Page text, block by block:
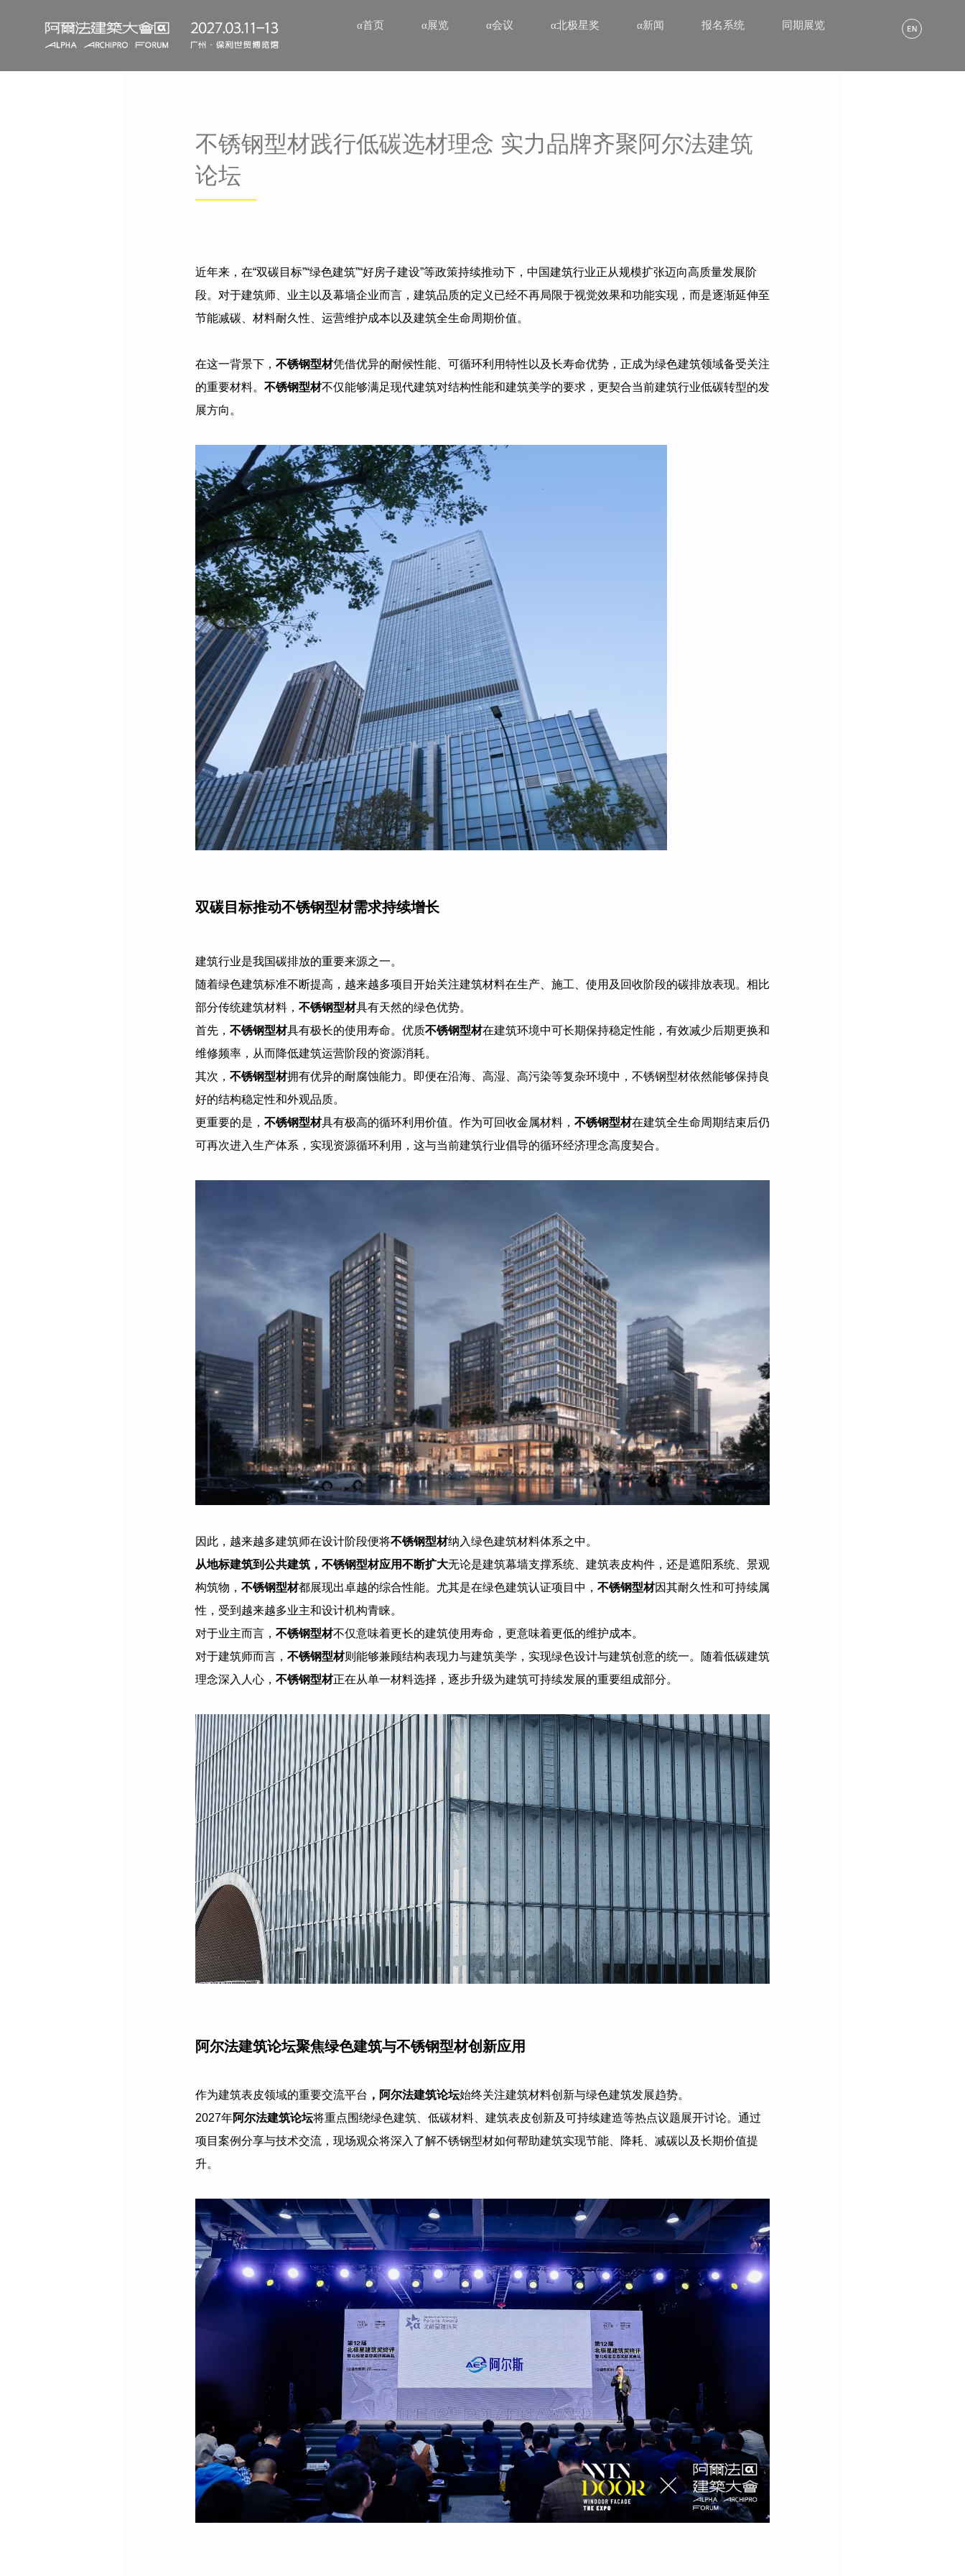
α首页 α展览 α会议 α北极星奖 α新闻 报名系统 同期展览
不锈钢型材践行低碳选材理念 实力品牌齐聚阿尔法建筑
论坛
近年来，在“双碳目标”“绿色建筑”“好房子建设”等政策持续推动下，中国建筑行业正从规模扩张迈向高质量发展阶
段。对于建筑师、业主以及幕墙企业而言，建筑品质的定义已经不再局限于视觉效果和功能实现，而是逐渐延伸至
节能减碳、材料耐久性、运营维护成本以及建筑全生命周期价值。
在这一背景下， 不锈钢型材凭借优异的耐候性能、可循环利用特性以及长寿命优势，正成为绿色建筑领域备受关注
的重要材料。 不锈钢型材不仅能够满足现代建筑对结构性能和建筑美学的要求，更契合当前建筑行业低碳转型的发
展方向。
双碳目标推动不锈钢型材需求持续增长
建筑行业是我国碳排放的重要来源之一。
随着绿色建筑标准不断提高，越来越多项目开始关注建筑材料在生产、施工、使用及回收阶段的碳排放表现。相比
部分传统建筑材料， 不锈钢型材具有天然的绿色优势。
首先， 不锈钢型材具有极长的使用寿命。优质不锈钢型材在建筑环境中可长期保持稳定性能，有效减少后期更换和
维修频率，从而降低建筑运营阶段的资源消耗。
其次， 不锈钢型材拥有优异的耐腐蚀能力。即便在沿海、高湿、高污染等复杂环境中，不锈钢型材依然能够保持良
好的结构稳定性和外观品质。
更重要的是， 不锈钢型材具有极高的循环利用价值。作为可回收金属材料， 不锈钢型材在建筑全生命周期结束后仍
可再次进入生产体系，实现资源循环利用，这与当前建筑行业倡导的循环经济理念高度契合。
因此，越来越多建筑师在设计阶段便将不锈钢型材纳入绿色建筑材料体系之中。
从地标建筑到公共建筑，不锈钢型材应用不断扩大无论是建筑幕墙支撑系统、建筑表皮构件，还是遮阳系统、景观
构筑物， 不锈钢型材都展现出卓越的综合性能。尤其是在绿色建筑认证项目中， 不锈钢型材因其耐久性和可持续属
性，受到越来越多业主和设计机构青睐。
对于业主而言， 不锈钢型材不仅意味着更长的建筑使用寿命，更意味着更低的维护成本。
对于建筑师而言， 不锈钢型材则能够兼顾结构表现力与建筑美学，实现绿色设计与建筑创意的统一。随着低碳建筑
理念深入人心， 不锈钢型材正在从单一材料选择，逐步升级为建筑可持续发展的重要组成部分。
阿尔法建筑论坛聚焦绿色建筑与不锈钢型材创新应用
作为建筑表皮领域的重要交流平台 ，阿尔法建筑论坛始终关注建筑材料创新与绿色建筑发展趋势。
2027年阿尔法建筑论坛将重点围绕绿色建筑、低碳材料、建筑表皮创新及可持续建造等热点议题展开讨论。通过
项目案例分享与技术交流，现场观众将深入了解不锈钢型材如何帮助建筑实现节能、降耗、减碳以及长期价值提
升。